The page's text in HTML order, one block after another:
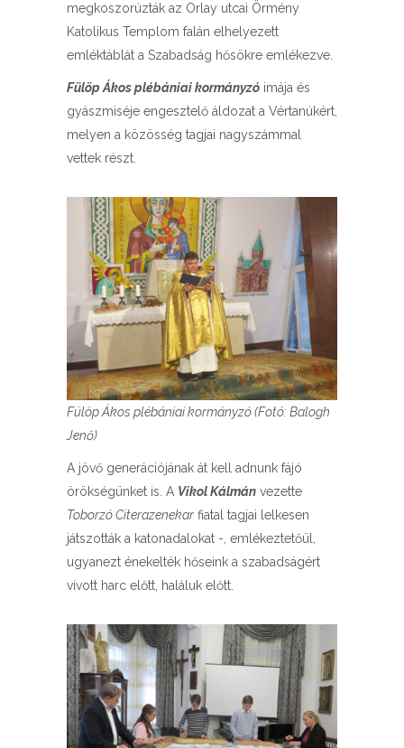
megkoszorúzták az Orlay utcai Örmény
Katolikus Templom falán elhelyezett
emléktáblát a Szabadság hősökre emlékezve.
Fülöp Ákos plébániai kormányzó imája és
gyászmiséje engesztelő áldozat a Vértanúkért,
melyen a közösség tagjai nagyszámmal
vettek részt.
Fülöp Ákos plébániai kormányzó (Fotó: Balogh
Jenő)
A jövő generációjának át kell adnunk fájó
örökségünket is. A Vikol Kálmán vezette
Toborzó Citerazenekar fiatal tagjai lelkesen
játszották a katonadalokat -, emlékeztetőül,
ugyanezt énekelték hőseink a szabadságért
vívott harc előtt, haláluk előtt.